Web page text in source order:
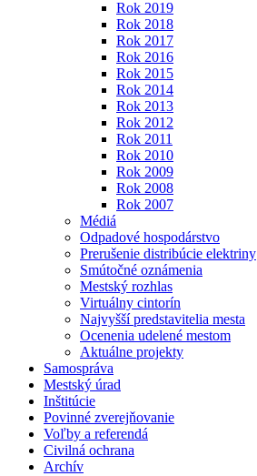
Rok 2019
Rok 2018
Rok 2017
Rok 2016
Rok 2015
Rok 2014
Rok 2013
Rok 2012
Rok 2011
Rok 2010
Rok 2009
Rok 2008
Rok 2007
Médiá
Odpadové hospodárstvo
Prerušenie distribúcie elektriny
Smútočné oznámenia
Mestský rozhlas
Virtuálny cintorín
Najvyšší predstavitelia mesta
Ocenenia udelené mestom
Aktuálne projekty
Samospráva
Mestský úrad
Inštitúcie
Povinné zverejňovanie
Voľby a referendá
Civilná ochrana
Archív